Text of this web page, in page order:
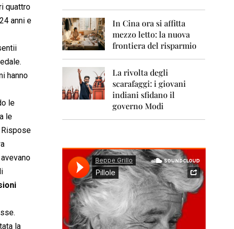
1
0
0
1
2
3
2
quattro
anni e
hanno
le
le
Rispose
la
In Cina ora si affitta
mezzo letto: la nuova
frontiera del risparmio
La rivolta degli
scarafaggi: i giovani
indiani sfidano il
governo Modi